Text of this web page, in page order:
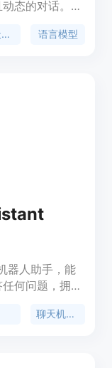
态的对话。它
AI聊天机器人 语言模型
器人助手，能
何问题，拥有
描述，从寻找
聊天机器人